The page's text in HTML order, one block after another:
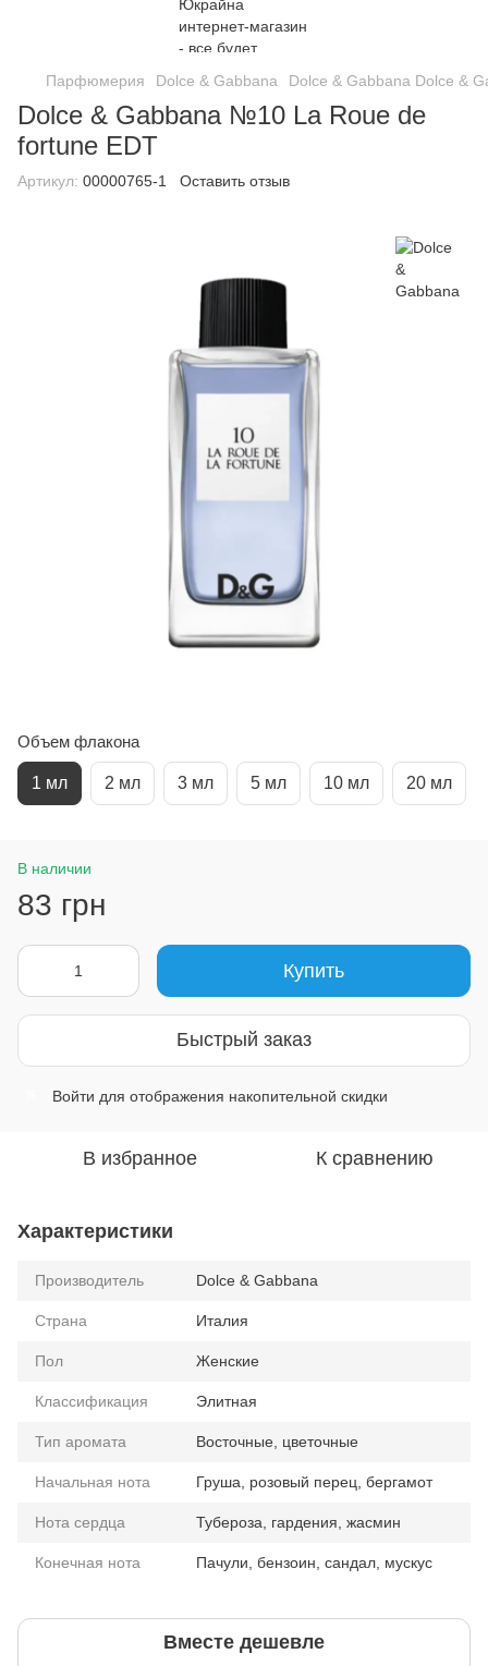
Парфюмерия Dolce & Gabbana Dolce & Gabbana Dolce &
Dolce & Gabbana №10 La Roue de
fortune EDT
Артикул: 00000765-1 Оставить отзыв
Объем флакона
1 мл 2 мл 3 мл 5 мл 10 мл 20 мл
В наличии
83 грн
Купить
Быстрый заказ
Войти для отображения накопительной скидки
В избранное К сравнению
Характеристики
Производитель Dolce & Gabbana
Страна Италия
Пол Женские
Классификация Элитная
Тип аромата Восточные, цветочные
Начальная нота Груша, розовый перец, бергамот
Нота сердца Тубероза, гардения, жасмин
Конечная нота Пачули, бензоин, сандал, мускус
Вместе дешевле